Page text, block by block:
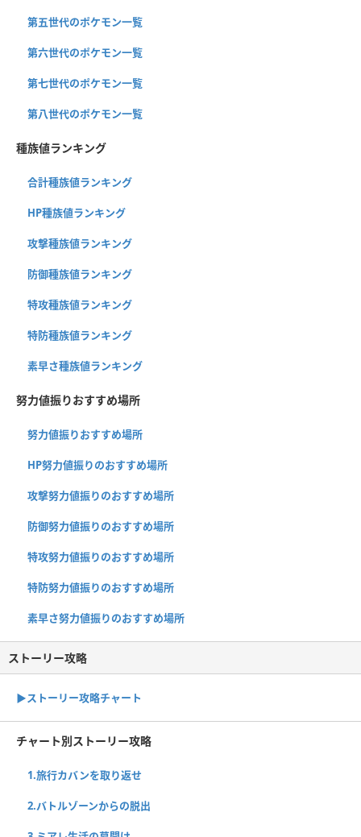
第五世代のポケモン一覧
第六世代のポケモン一覧
第七世代のポケモン一覧
第八世代のポケモン一覧
種族値ランキング
合計種族値ランキング
HP種族値ランキング
攻撃種族値ランキング
防御種族値ランキング
特攻種族値ランキング
特防種族値ランキング
素早さ種族値ランキング
努力値振りおすすめ場所
努力値振りおすすめ場所
HP努力値振りのおすすめ場所
攻撃努力値振りのおすすめ場所
防御努力値振りのおすすめ場所
特攻努力値振りのおすすめ場所
特防努力値振りのおすすめ場所
素早さ努力値振りのおすすめ場所
ストーリー攻略
▶︎ストーリー攻略チャート
チャート別ストーリー攻略
1.旅行カバンを取り返せ
2.バトルゾーンからの脱出